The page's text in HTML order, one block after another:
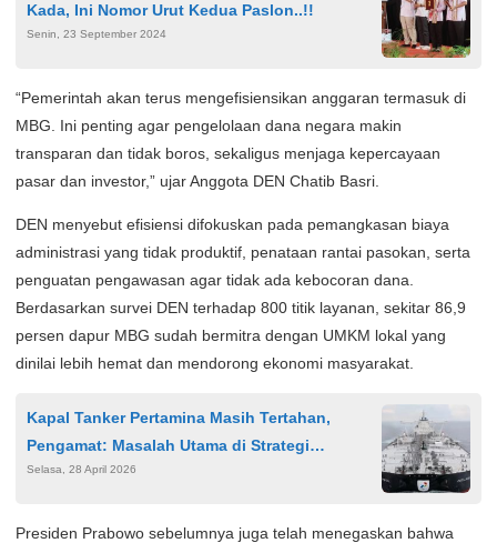
Kada, Ini Nomor Urut Kedua Paslon..!!
Senin, 23 September 2024
“Pemerintah akan terus mengefisiensikan anggaran termasuk di
MBG. Ini penting agar pengelolaan dana negara makin
transparan dan tidak boros, sekaligus menjaga kepercayaan
pasar dan investor,” ujar Anggota DEN Chatib Basri.
DEN menyebut efisiensi difokuskan pada pemangkasan biaya
administrasi yang tidak produktif, penataan rantai pasokan, serta
penguatan pengawasan agar tidak ada kebocoran dana.
Berdasarkan survei DEN terhadap 800 titik layanan, sekitar 86,9
persen dapur MBG sudah bermitra dengan UMKM lokal yang
dinilai lebih hemat dan mendorong ekonomi masyarakat.
Kapal Tanker Pertamina Masih Tertahan,
Pengamat: Masalah Utama di Strategi
Diplomasi
Selasa, 28 April 2026
Presiden Prabowo sebelumnya juga telah menegaskan bahwa